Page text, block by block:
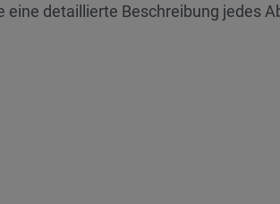
eine detaillierte Beschreibung jedes